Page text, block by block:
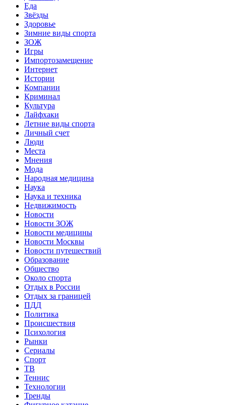
Еда
Звёзды
Здоровье
Зимние виды спорта
ЗОЖ
Игры
Импортозамещение
Интернет
Истории
Компании
Криминал
Культура
Лайфхаки
Летние виды спорта
Личный счет
Люди
Места
Мнения
Мода
Народная медицина
Наука
Наука и техника
Недвижимость
Новости
Новости ЗОЖ
Новости медицины
Новости Москвы
Новости путешествий
Образование
Общество
Около спорта
Отдых в России
Отдых за границей
ПДД
Политика
Происшествия
Психология
Рынки
Сериалы
Спорт
ТВ
Теннис
Технологии
Тренды